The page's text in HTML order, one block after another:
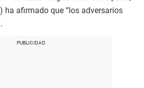
ha afirmado que “los adversarios